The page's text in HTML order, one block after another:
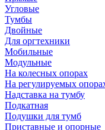
Угловые
Тумбы
Двойные
Для оргтехники
Мобильные
Модульные
На колесных опорах
На регулируемых
Надставка на тумбу
Подкатная
Подушки для тумб
Приставные и опорные